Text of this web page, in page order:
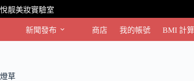
跳
至
要
悅靓美妝實驗室
新聞發布 商店 我的帳號 BMI 計
燈草